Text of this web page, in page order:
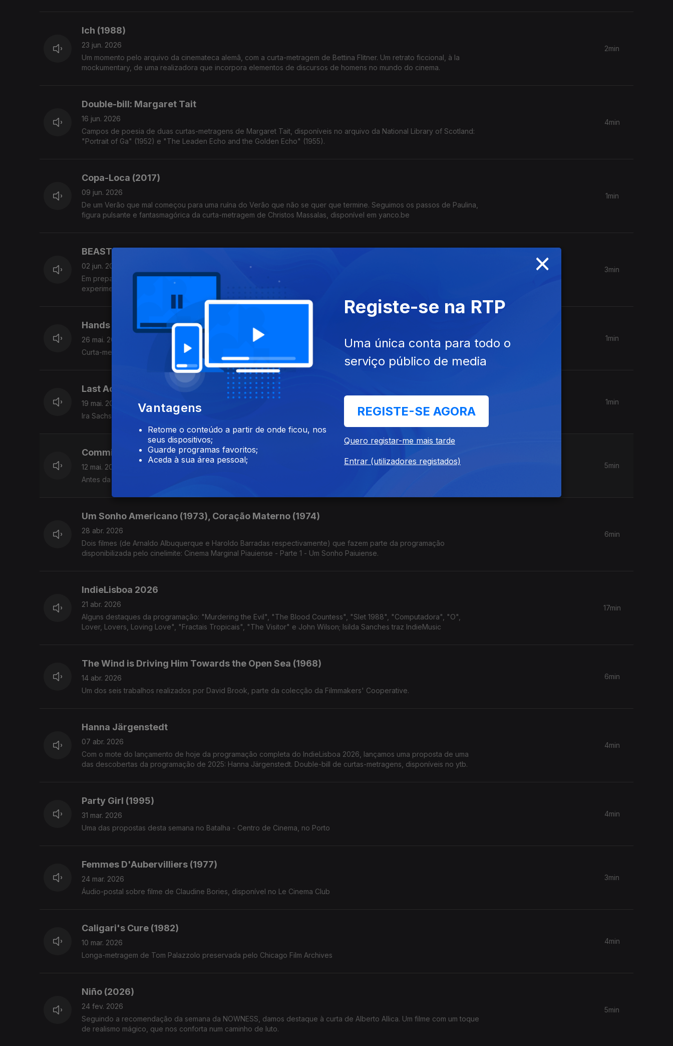
Ich (1988)
23 jun. 2026
Um momento pelo arquivo da cinemateca alemã, com a curta-metragem de Bettina Flitner. Um retrato ficcional, à la
mockumentary, de uma realizadora que incorpora elementos de discursos de homens no mundo do cinema.
2min
Double-bill: Margaret Tait
16 jun. 2026
Campos de poesia de duas curtas-metragens de Margaret Tait, disponíveis no arquivo da National Library of Scotland:
"Portrait of Ga" (1952) e "The Leaden Echo and the Golden Echo" (1955).
4min
Copa-Loca (2017)
09 jun. 2026
De um Verão que mal começou para uma ruína do Verão que não se quer que termine. Seguimos os passos de Paulina,
figura pulsante e fantasmagórica da curta-metragem de Christos Massalas, disponível em yanco.be
1min
BEAST IFF
02 jun. 2026
Em preparação para a 9ª edição do festival, apresentam-se dois destaques: Meeting at the Kino Klub (cinema
experimental de Belgrado) e Grounds for Speculation (vídeo-ensaios de Oskar Helcel)
3min
Hands of Purple Distances (1962)
26 mai. 2026
Curta-metragem experimental de Sava Trifkovic.
1min
Last Address (2009)
19 mai. 2026
Ira Sachs marca presença no festival de Cannes deste ano. Trazemos uma curta-metragem de 2009, disponível online.
1min
Commission (2020)
12 mai. 2026
Antes da partida para Cannes, um momento para a curta monumental da artista Ieva Balode, da Letónia.
5min
Um Sonho Americano (1973), Coração Materno (1974)
28 abr. 2026
Dois filmes (de Arnaldo Albuquerque e Haroldo Barradas respectivamente) que fazem parte da programação
disponibilizada pelo cinelimite: Cinema Marginal Piauiense - Parte 1 - Um Sonho Paiuiense.
6min
IndieLisboa 2026
21 abr. 2026
Alguns destaques da programação: "Murdering the Evil", "The Blood Countess", "Slet 1988", "Computadora", "O",
Lover, Lovers, Loving Love", "Fractais Tropicais", "The Visitor" e John Wilson; Isilda Sanches traz IndieMusic
17min
The Wind is Driving Him Towards the Open Sea (1968)
14 abr. 2026
Um dos seis trabalhos realizados por David Brook, parte da colecção da Filmmakers' Cooperative.
6min
Hanna Järgenstedt
07 abr. 2026
Com o mote do lançamento de hoje da programação completa do IndieLisboa 2026, lançamos uma proposta de uma
das descobertas da programação de 2025: Hanna Järgenstedt. Double-bill de curtas-metragens, disponíveis no ytb.
4min
Party Girl (1995)
31 mar. 2026
Uma das propostas desta semana no Batalha - Centro de Cinema, no Porto
4min
Femmes D'Aubervilliers (1977)
24 mar. 2026
Áudio-postal sobre filme de Claudine Bories, disponível no Le Cinema Club
3min
Caligari's Cure (1982)
10 mar. 2026
Longa-metragem de Tom Palazzolo preservada pelo Chicago Film Archives
4min
Niño (2026)
24 fev. 2026
Seguindo a recomendação da semana da NOWNESS, damos destaque à curta de Alberto Allica. Um filme com um toque
de realismo mágico, que nos conforta num caminho de luto.
5min
×
Vantagens
Retome o conteúdo a partir de onde ficou, nos
seus dispositivos;
Guarde programas favoritos;
Aceda à sua área pessoal;
Registe-se na RTP
Uma única conta para todo o
serviço público de media
REGISTE-SE AGORA
Quero registar-me mais tarde
Entrar (utilizadores registados)